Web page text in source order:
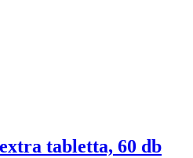
tabletta, 60 db